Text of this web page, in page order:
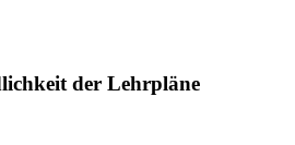
der Lehrpläne